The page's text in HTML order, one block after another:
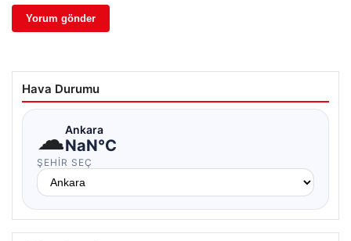
Hava Durumu
☁Ankara
NaN°C
ŞEHIR SEÇ